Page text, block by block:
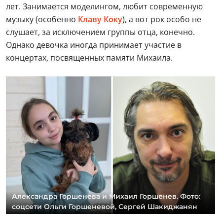
лет. Занимается моделингом, любит современную
музыку (особенно Клаву Коку), а вот рок особо не
слушает, за исключением группы отца, конечно.
Однако девочка иногда принимает участие в
концертах, посвященных памяти Михаила.
Александра Горшенева и Михаил Горшенев. Фото:
соцсети Ольги Горшеневой, Сергей Шакиджанян